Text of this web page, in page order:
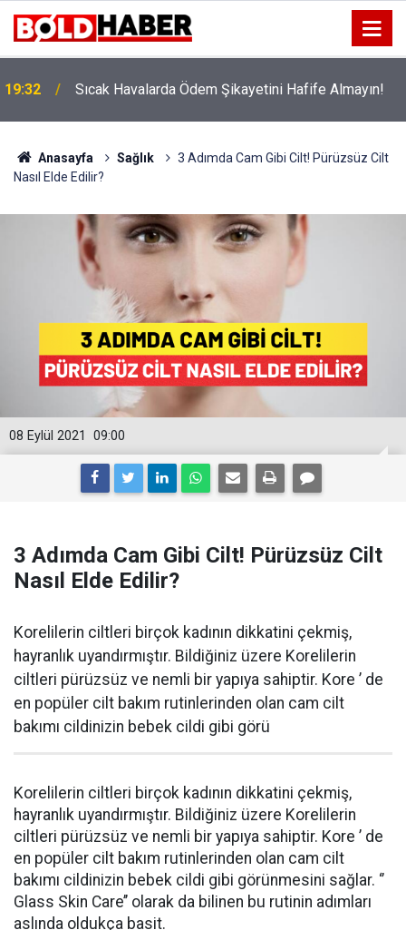
19:32 Sıcak Havalarda Ödem Şikayetini Hafife Almayın!
Anasayfa Sağlık
3 Adımda Cam Gibi Cilt! Pürüzsüz Cilt
Nasıl Elde Edilir?
09:00
08 Eylül 2021
3 Adımda Cam Gibi Cilt! Pürüzsüz Cilt
Nasıl Elde Edilir?
Korelilerin ciltleri birçok kadının dikkatini çekmiş,
hayranlık uyandırmıştır. Bildiğiniz üzere Korelilerin
ciltleri pürüzsüz ve nemli bir yapıya sahiptir. Kore ’ de
en popüler cilt bakım rutinlerinden olan cam cilt
bakımı cildinizin bebek cildi gibi görü
Korelilerin ciltleri birçok kadının dikkatini çekmiş,
hayranlık uyandırmıştır. Bildiğiniz üzere Korelilerin
ciltleri pürüzsüz ve nemli bir yapıya sahiptir. Kore ’ de
en popüler cilt bakım rutinlerinden olan cam cilt
bakımı cildinizin bebek cildi gibi görünmesini sağlar. ‘’
Glass Skin Care’’ olarak da bilinen bu rutinin adımları
aslında oldukça basit.